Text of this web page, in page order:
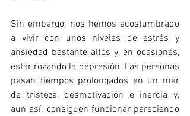
Sin embargo, nos hemos acostumbrado
a vivir con unos niveles de estrés y
ansiedad bastante altos y, en ocasiones,
estar rozando la depresión. Las personas
pasan tiempos prolongados en un mar
de tristeza, desmotivación e inercia y,
aun así, consiguen funcionar pareciendo